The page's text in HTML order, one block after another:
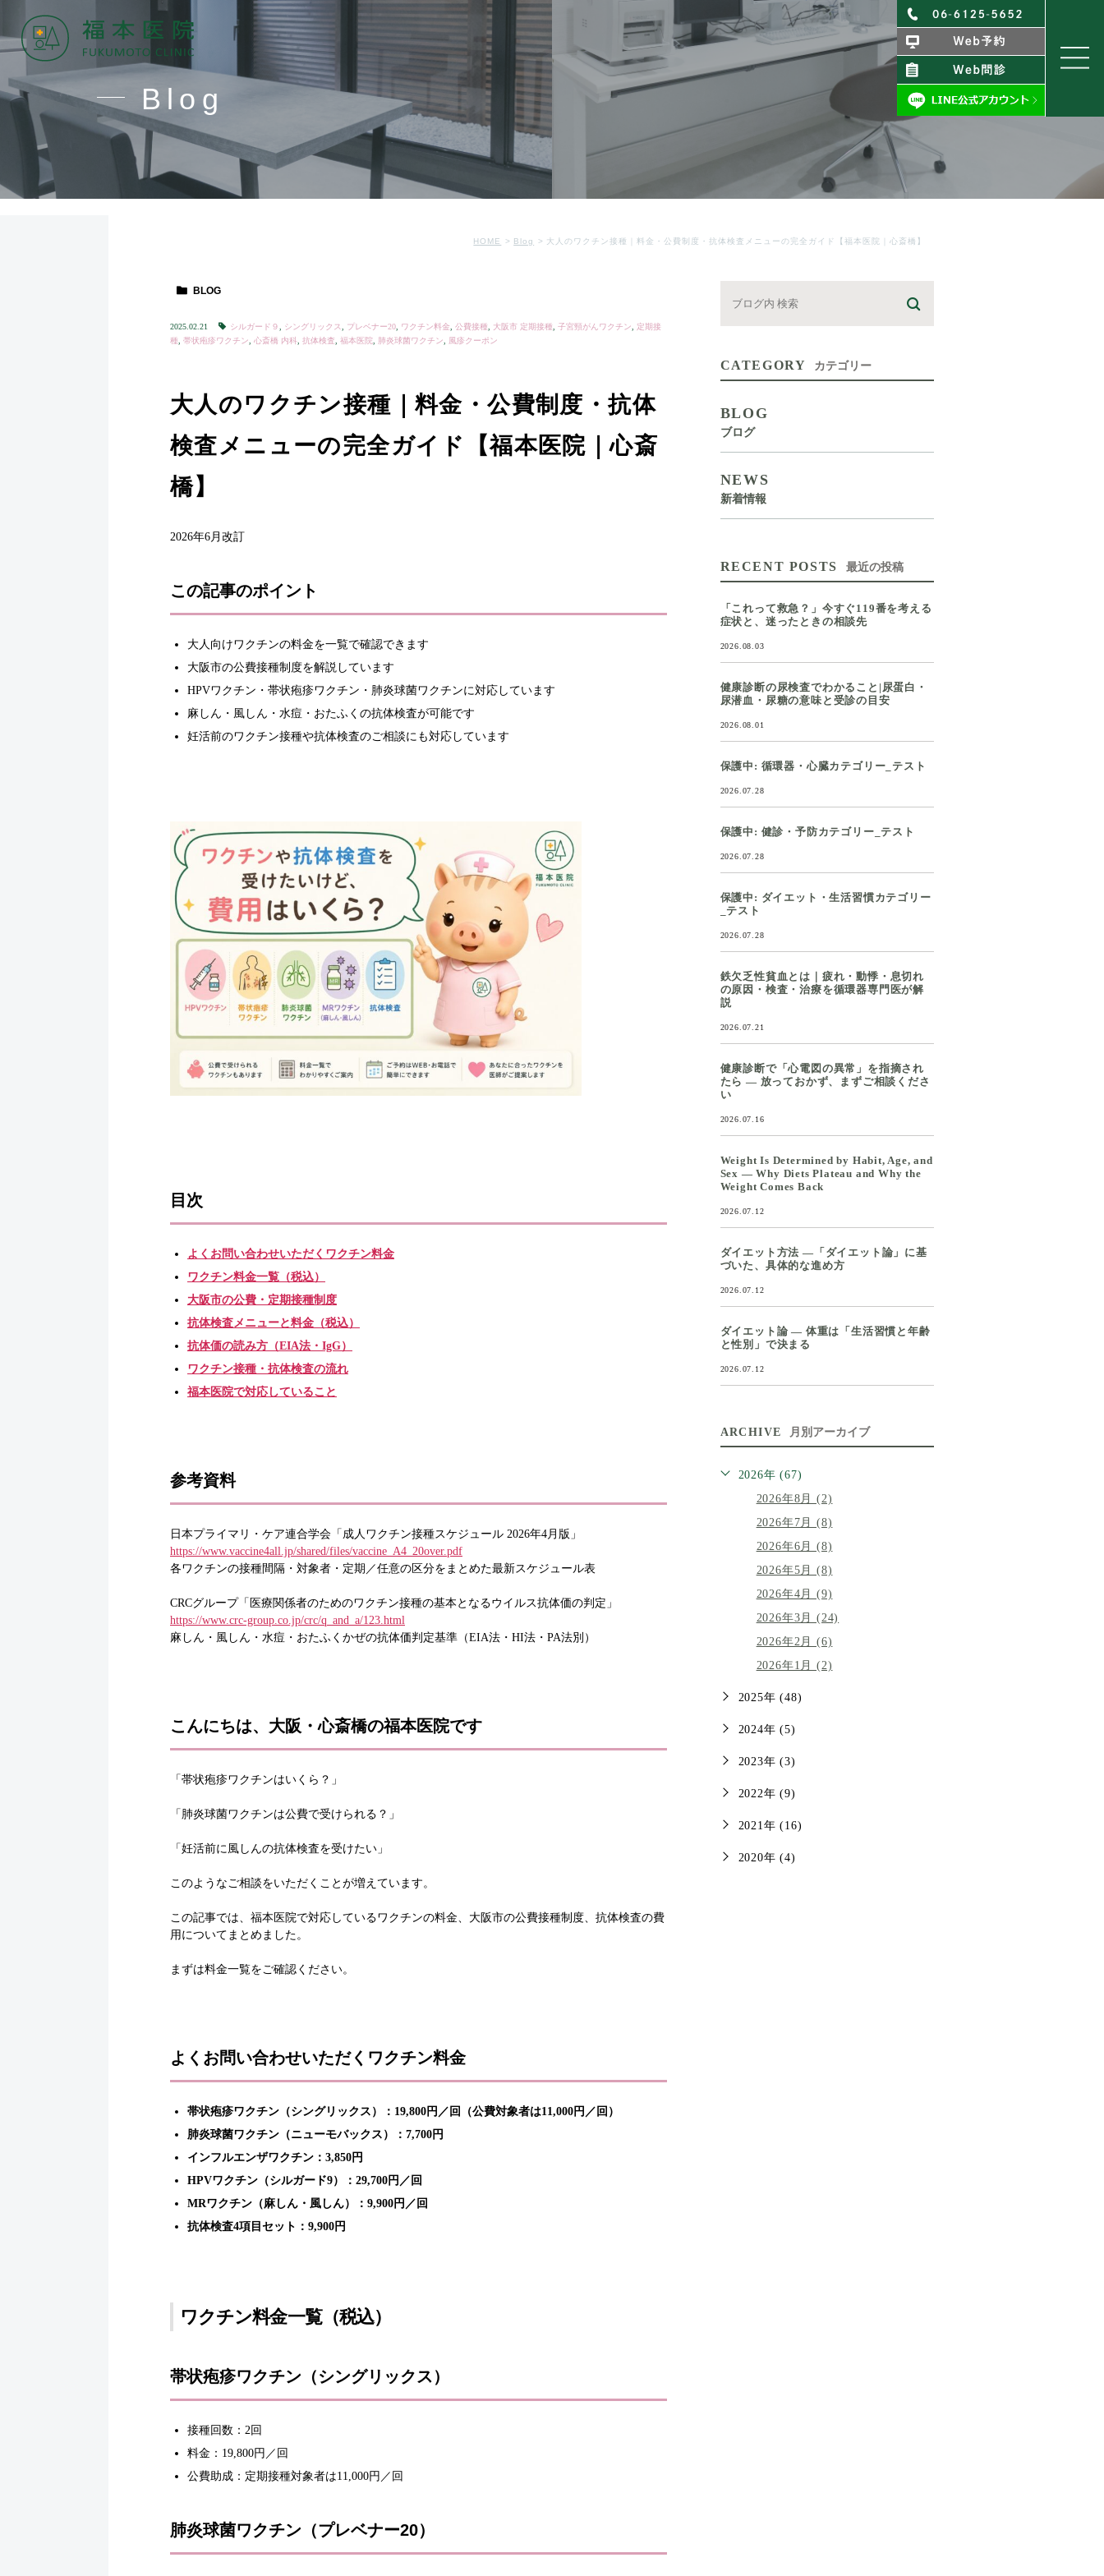
Blog
HOME Blog 大人のワクチン接種｜料金・公費制度・抗体検査メニューの完全ガイド【福本医院｜心斎橋】
BLOG
2025.02.21 シルガード９ シングリックス プレベナー20 ワクチン料金 公費接種 大阪市 定期接種 子宮頸がんワクチン
定期接
種 帯状疱疹ワクチン 心斎橋 内科 抗体検査 福本医院 肺炎球菌ワクチン 風疹クーポン
大人のワクチン接種｜料金・公費制度・抗体
検査メニューの完全ガイド【福本医院｜心斎
橋】
2026年6月改訂
この記事のポイント
大人向けワクチンの料金を一覧で確認できます
大阪市の公費接種制度を解説しています
HPVワクチン・帯状疱疹ワクチン・肺炎球菌ワクチンに対応しています
麻しん・風しん・水痘・おたふくの抗体検査が可能です
妊活前のワクチン接種や抗体検査のご相談にも対応しています
目次
よくお問い合わせいただくワクチン料金
ワクチン料金一覧（税込）
大阪市の公費・定期接種制度
抗体検査メニューと料金（税込）
抗体価の読み方（EIA法・IgG）
ワクチン接種・抗体検査の流れ
福本医院で対応していること
参考資料
日本プライマリ・ケア連合学会「成人ワクチン接種スケジュール 2026年4月版」
https://www.vaccine4all.jp/shared/files/vaccine_A4_20over.pdf
各ワクチンの接種間隔・対象者・定期／任意の区分をまとめた最新スケジュール表
CRCグループ「医療関係者のためのワクチン接種の基本となるウイルス抗体価の判定」
https://www.crc-group.co.jp/crc/q_and_a/123.html
麻しん・風しん・水痘・おたふくかぜの抗体価判定基準（EIA法・HI法・PA法別）
こんにちは、大阪・心斎橋の福本医院です
「帯状疱疹ワクチンはいくら？」
「肺炎球菌ワクチンは公費で受けられる？」
「妊活前に風しんの抗体検査を受けたい」
このようなご相談をいただくことが増えています。
この記事では、福本医院で対応しているワクチンの料金、大阪市の公費接種制度、抗体検査の費
用についてまとめました。
まずは料金一覧をご確認ください。
よくお問い合わせいただくワクチン料金
帯状疱疹ワクチン（シングリックス）：19,800円／回（公費対象者は11,000円／回）
肺炎球菌ワクチン（ニューモバックス）：7,700円
インフルエンザワクチン：3,850円
HPVワクチン（シルガード9）：29,700円／回
MRワクチン（麻しん・風しん）：9,900円／回
抗体検査4項目セット：9,900円
ワクチン料金一覧（税込）
帯状疱疹ワクチン（シングリックス）
接種回数：2回
料金：19,800円／回
公費助成：定期接種対象者は11,000円／回
肺炎球菌ワクチン（プレベナー20）
CATEGORY カテゴリー
BLOG
ブログ
NEWS
新着情報
RECENT POSTS 最近の投稿
「これって救急？」今すぐ119番を考える
症状と、迷ったときの相談先
2026.08.03
健康診断の尿検査でわかること|尿蛋白・
尿潜血・尿糖の意味と受診の目安
2026.08.01
保護中: 循環器・心臓カテゴリー_テスト
2026.07.28
保護中: 健診・予防カテゴリー_テスト
2026.07.28
保護中: ダイエット・生活習慣カテゴリー
_テスト
2026.07.28
鉄欠乏性貧血とは｜疲れ・動悸・息切れ
の原因・検査・治療を循環器専門医が解
説
2026.07.21
健康診断で「心電図の異常」を指摘され
たら ― 放っておかず、まずご相談くださ
い
2026.07.16
Weight Is Determined by Habit, Age, and
Sex — Why Diets Plateau and Why the
Weight Comes Back
2026.07.12
ダイエット方法 ―「ダイエット論」に基
づいた、具体的な進め方
2026.07.12
ダイエット論 ― 体重は「生活習慣と年齢
と性別」で決まる
2026.07.12
ARCHIVE 月別アーカイブ
2026年 (67)
2026年8月 (2)
2026年7月 (8)
2026年6月 (8)
2026年5月 (8)
2026年4月 (9)
2026年3月 (24)
2026年2月 (6)
2026年1月 (2)
2025年 (48)
2024年 (5)
2023年 (3)
2022年 (9)
2021年 (16)
2020年 (4)